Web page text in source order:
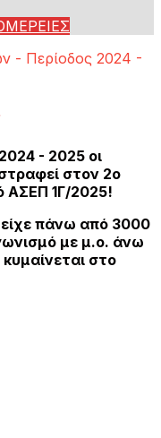
- Περίοδος 2024 -
- 2025 οι
στον 2ο
ΑΣΕΠ 1Γ/2025!
πάνω από 3000
με μ.ο. άνω
στο